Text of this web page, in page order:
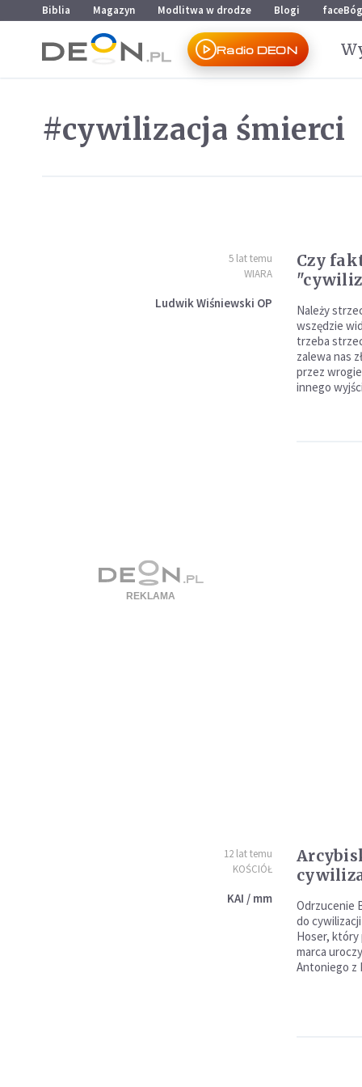
Przejdź do menu głównego
Przejdź do treści
Biblia Magazyn Modlitwa w drodze Blogi faceBóg
Radio DEON
#cywilizacja śmierci
5 lat temu
WIARA
Ludwik Wiśniewski OP
Czy
Należy
wszędzie
trzeba
zalewa nas
przez
innego
12 lat temu
KOŚCIÓŁ
KAI / mm
Odrzucenie
do
Hoser, który
marca
Antoniego z